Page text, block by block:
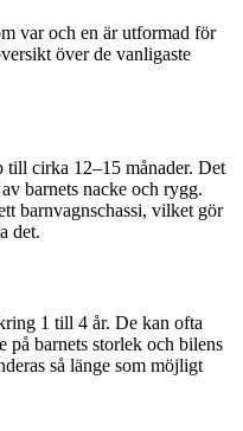
var och en är utformad för
över de vanligaste
till cirka 12–15 månader. Det
barnets nacke och rygg.
barnvagnschassi, vilket gör
det.
1 till 4 år. De kan ofta
på barnets storlek och bilens
så länge som möjligt